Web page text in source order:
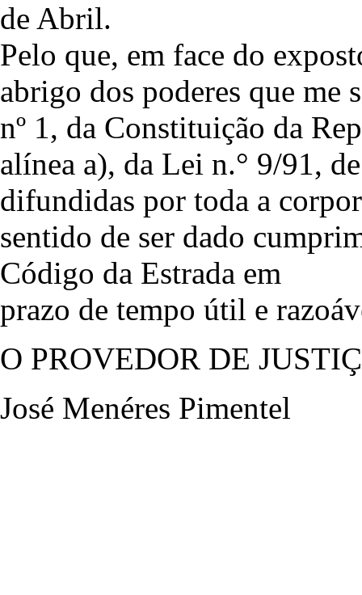
de Abril.
Pelo que, em face do
abrigo dos poderes que me
nº 1, da Constituição da
alínea a), da Lei n.° 9/91,
difundidas por toda a
sentido de ser dado
Código da Estrada em
prazo de tempo útil e
O PROVEDOR DE
José Menéres Pimentel